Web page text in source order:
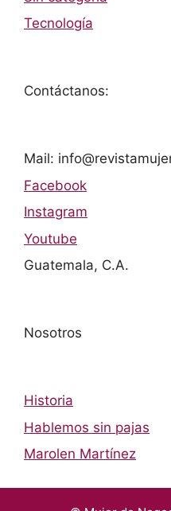
Tecnología
Contáctanos:
Mail:
Facebook
Instagram
Youtube
Guatemala, C.A.
Nosotros
Historia
Hablemos sin pajas
Marolen Martínez